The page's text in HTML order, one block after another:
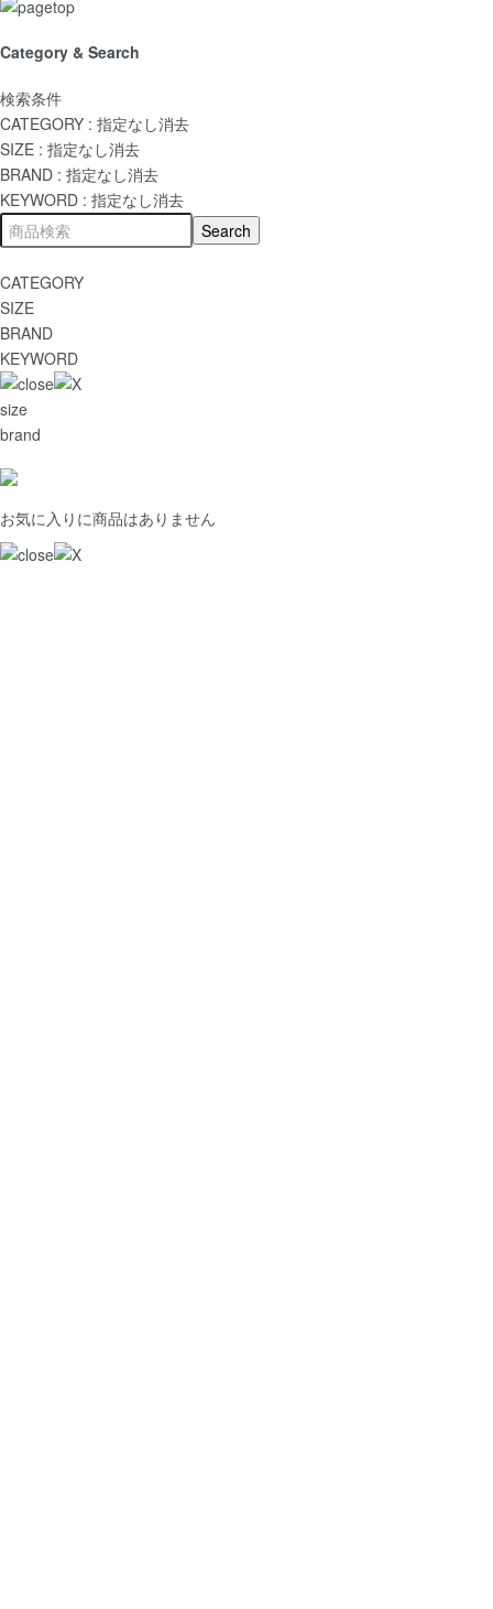
Category & Search
検索条件
CATEGORY : 指定なし消去
SIZE : 指定なし消去
BRAND : 指定なし消去
KEYWORD : 指定なし消去
CATEGORY
SIZE
BRAND
KEYWORD
size
brand
お気に入りに商品はありません